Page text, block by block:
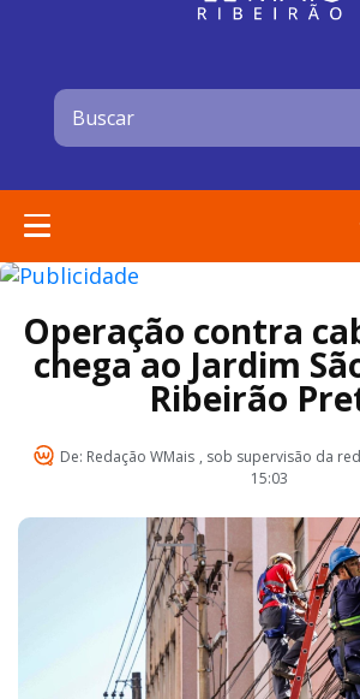
Operação contra
chega ao Jardim
Ribeirão
De: Redação WMais , sob supervisão da
15:03